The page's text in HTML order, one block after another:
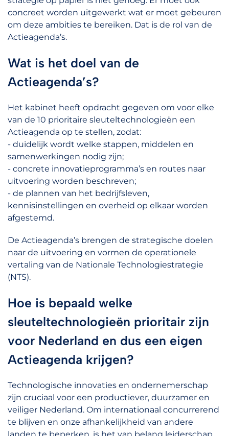
concreet worden uitgewerkt wat er moet gebeuren
om deze ambities te bereiken. Dat is de rol van de
Actieagenda’s.
Wat is het doel van de
Actieagenda’s?
Het kabinet heeft opdracht gegeven om voor elke
van de 10 prioritaire sleuteltechnologieën een
Actieagenda op te stellen, zodat:
- duidelijk wordt welke stappen, middelen en
samenwerkingen nodig zijn;
- concrete innovatieprogramma’s en routes naar
uitvoering worden beschreven;
- de plannen van het bedrijfsleven,
kennisinstellingen en overheid op elkaar worden
afgestemd.
De Actieagenda’s brengen de strategische doelen
naar de uitvoering en vormen de operationele
vertaling van de Nationale Technologiestrategie
(NTS).
Hoe is bepaald welke
sleuteltechnologieën prioritair zijn
voor Nederland en dus een eigen
Actieagenda krijgen?
Technologische innovaties en ondernemerschap
zijn cruciaal voor een productiever, duurzamer en
veiliger Nederland. Om internationaal concurrerend
te blijven en onze afhankelijkheid van andere